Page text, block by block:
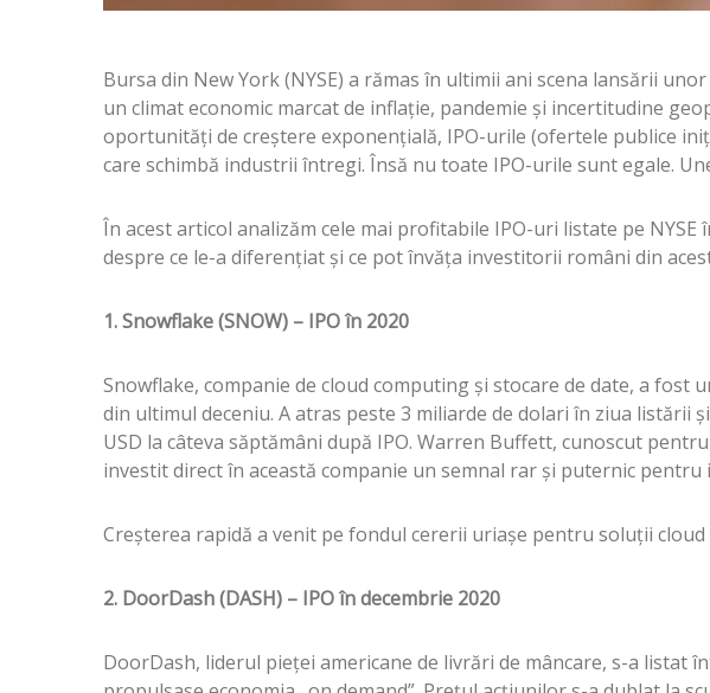
Bursa din New York (NYSE) a rămas în ultimii ani scena lansării
un climat economic marcat de inflație, pandemie și incertitudine
oportunități de creștere exponențială, IPO-urile (ofertele publice
care schimbă industrii întregi. Însă nu toate IPO-urile sunt egale.
În acest articol analizăm cele mai profitabile IPO-uri listate pe
despre ce le-a diferențiat și ce pot învăța investitorii români din
1. Snowflake (SNOW) – IPO în 2020
Snowflake, companie de cloud computing și stocare de date, a fost
din ultimul deceniu. A atras peste 3 miliarde de dolari în ziua listării
USD la câteva săptămâni după IPO. Warren Buffett, cunoscut
investit direct în această companie un semnal rar și puternic pentru
Creșterea rapidă a venit pe fondul cererii uriașe pentru soluții cloud
2. DoorDash (DASH) – IPO în decembrie 2020
DoorDash, liderul pieței americane de livrări de mâncare, s-a listat